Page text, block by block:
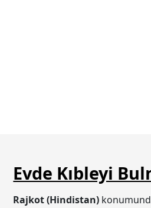
Evde Kıbleyi
Rajkot (Hindistan)